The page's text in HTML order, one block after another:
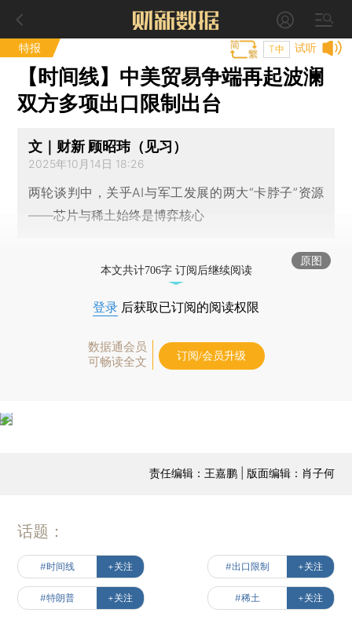
特报 试听
T中
【时间线】中美贸易争端再起波澜
双方多项出口限制出台
文｜财新 顾昭玮（见习）
2025年10月14日 18:26
两轮谈判中，关乎AI与军工发展的两大“卡脖子”资源
——芯片与稀土始终是博弈核心
原图
本文共计706字 订阅后继续阅读
登录 后获取已订阅的阅读权限
数据通会员
可畅读全文
订阅/会员升级
责任编辑：王嘉鹏 | 版面编辑：肖子何
话题：
#时间线 +关注 #出口限制 +关注
#特朗普 +关注 #稀土 +关注